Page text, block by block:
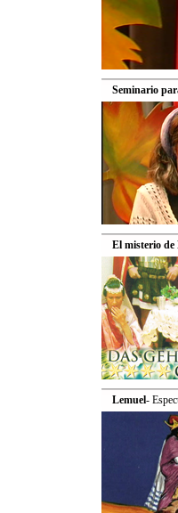
Seminario
El misterio de
Lemuel-